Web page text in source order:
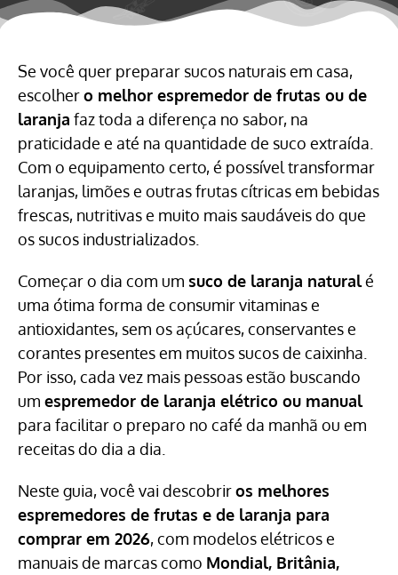
Se você quer preparar sucos naturais em casa,
escolhero melhor espremedor de frutas ou de
laranja faz toda a diferença no sabor, na
praticidade e até na quantidade de suco extraída.
Com o equipamento certo, é possível transformar
laranjas, limões e outras frutas cítricas em bebidas
frescas, nutritivas e muito mais saudáveis do que
os sucos industrializados.
Começar o dia com um suco de laranja naturalé
uma ótima forma de consumir vitaminas e
antioxidantes, sem os açúcares, conservantes e
corantes presentes em muitos sucos de caixinha.
Por isso, cada vez mais pessoas estão buscando
um espremedor de laranja elétrico ou manual
para facilitar o preparo no café da manhã ou em
receitas do dia a dia.
Neste guia, você vai descobriros melhores
espremedores de frutas e de laranja para
comprar em 2026, com modelos elétricos e
manuais de marcas como Mondial, Britânia,